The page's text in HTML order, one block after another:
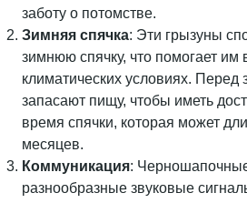
заботу о потомстве.
Зимняя спячка: Эти грызуны
зимнюю спячку, что помогает
климатических условиях. Перед
запасают пищу, чтобы иметь
время спячки, которая может
месяцев.
Коммуникация:
разнообразные звуковые